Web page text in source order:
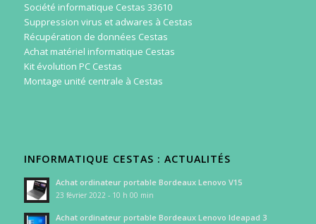
Société informatique Cestas 33610
Suppression virus et adwares à Cestas
Récupération de données Cestas
Achat matériel informatique Cestas
Kit évolution PC Cestas
Montage unité centrale à Cestas
INFORMATIQUE CESTAS : ACTUALITÉS
Achat ordinateur portable Bordeaux Lenovo V15
23 février 2022 - 10 h 00 min
Achat ordinateur portable Bordeaux Lenovo Ideapad 3